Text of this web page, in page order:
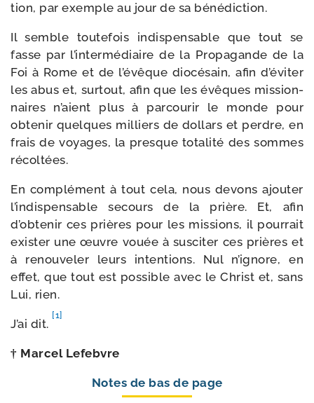
tion, par exemple au jour de sa bénédiction.
Il semble tou­te­fois indis­pen­sable que tout se
fasse par l’intermédiaire de la Propagande de la
Foi à Rome et de l’évêque dio­cé­sain, afin d’éviter
les abus et, sur­tout, afin que les évêques mis­sion­
naires n’aient plus à par­cou­rir le monde pour
obte­nir quelques mil­liers de dol­lars et perdre, en
frais de voyages, la presque tota­li­té des sommes
récoltées.
En com­plé­ment à tout cela, nous devons ajou­ter
l’indispensable secours de la prière. Et, afin
d’obtenir ces prières pour les mis­sions, il pour­rait
exis­ter une œuvre vouée à sus­ci­ter ces prières et
à renou­ve­ler leurs inten­tions. Nul n’ignore, en
effet, que tout est pos­sible avec le Christ et, sans
Lui, rien.
J’ai dit.
[1]
† Marcel Lefebvre
Notes de bas de page